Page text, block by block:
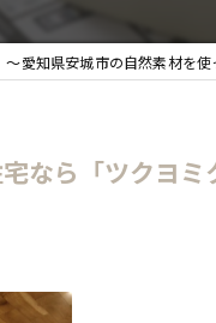
知県安城市の自然素材を使
ら「ツクヨミ